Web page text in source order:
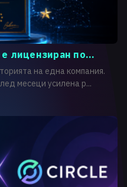
лицензиран по...
на една компания.
месеци усилена р...